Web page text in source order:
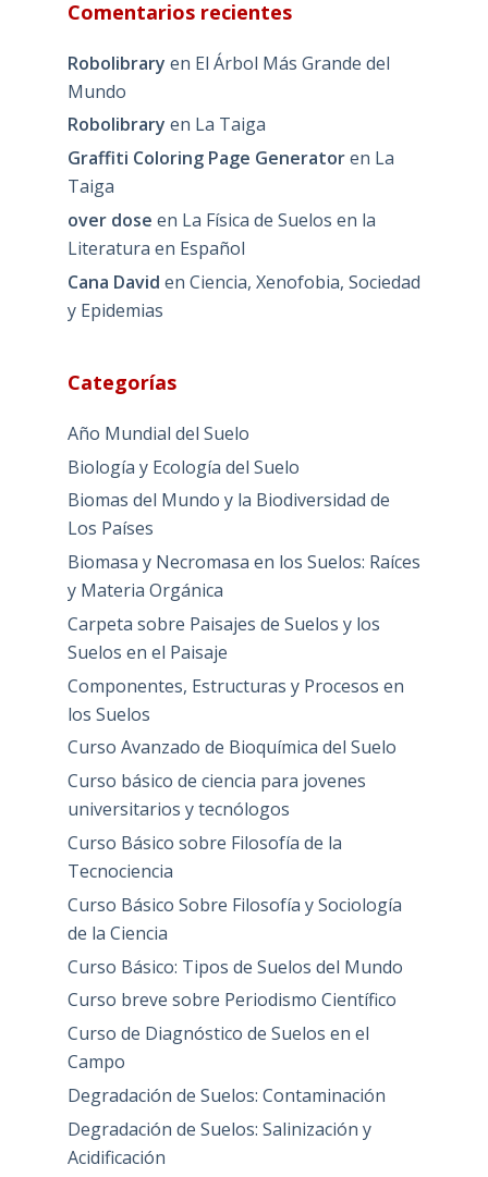
Comentarios recientes
Robolibrary en El Árbol Más Grande del
Mundo
Robolibrary en La Taiga
Graffiti Coloring Page Generatoren La
Taiga
over dose en La Física de Suelos en la
Literatura en Español
Cana David en Ciencia, Xenofobia, Sociedad
y Epidemias
Categorías
Año Mundial del Suelo
Biología y Ecología del Suelo
Biomas del Mundo y la Biodiversidad de
Los Países
Biomasa y Necromasa en los Suelos: Raíces
y Materia Orgánica
Carpeta sobre Paisajes de Suelos y los
Suelos en el Paisaje
Componentes, Estructuras y Procesos en
los Suelos
Curso Avanzado de Bioquímica del Suelo
Curso básico de ciencia para jovenes
universitarios y tecnólogos
Curso Básico sobre Filosofía de la
Tecnociencia
Curso Básico Sobre Filosofía y Sociología
de la Ciencia
Curso Básico: Tipos de Suelos del Mundo
Curso breve sobre Periodismo Científico
Curso de Diagnóstico de Suelos en el
Campo
Degradación de Suelos: Contaminación
Degradación de Suelos: Salinización y
Acidificación